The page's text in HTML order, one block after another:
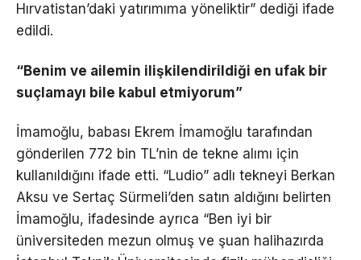
Hırvatistan’daki yatırımıma yöneliktir” dediği ifade
edildi.
“Benim ve ailemin ilişkilendirildiği en ufak bir
suçlamayı bile kabul etmiyorum”
İmamoğlu, babası Ekrem İmamoğlu tarafından
gönderilen 772 bin TL’nin de tekne alımı için
kullanıldığını ifade etti. “Ludio” adlı tekneyi Berkan
Aksu ve Sertaç Sürmeli’den satın aldığını belirten
İmamoğlu, ifadesinde ayrıca “Ben iyi bir
üniversiteden mezun olmuş ve şuan halihazırda